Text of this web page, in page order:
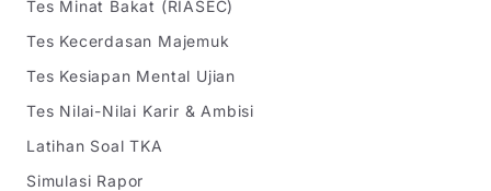
Tes Minat Bakat (RIASEC)
Tes Kecerdasan Majemuk
Tes Kesiapan Mental Ujian
Tes Nilai-Nilai Karir & Ambisi
Latihan Soal TKA
Simulasi Rapor